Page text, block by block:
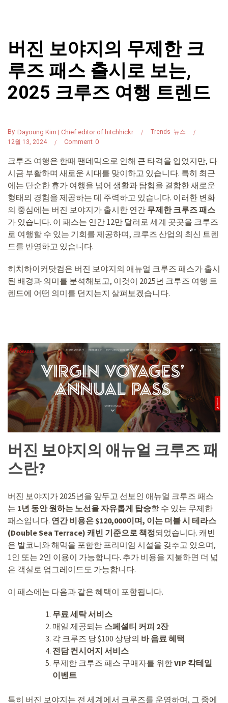
버진 보야지의 무제한 크
루즈 패스 출시로 보는,
2025 크루즈 여행 트렌드
By Dayoung Kim | Chief editor of hitchhickr Trends 뉴스
12월 13, 2024
0
Comment
크루즈 여행은 한때 팬데믹으로 인해 큰 타격을 입었지만, 다
시금 부활하며 새로운 시대를 맞이하고 있습니다. 특히 최근
에는 단순한 휴가 여행을 넘어 생활과 탐험을 결합한 새로운
형태의 경험을 제공하는 데 주력하고 있습니다. 이러한 변화
의 중심에는 버진 보야지가 출시한 연간 무제한 크루즈 패스
가 있습니다. 이 패스는 연간 12만 달러로 세계 곳곳을 크루즈
로 여행할 수 있는 기회를 제공하며, 크루즈 산업의 최신 트렌
드를 반영하고 있습니다.
히치하이커닷컴은 버진 보야지의 애뉴얼 크루즈 패스가 출시
된 배경과 의미를 분석해보고, 이것이 2025년 크루즈 여행 트
렌드에 어떤 의미를 던지는지 살펴보겠습니다.
버진 보야지의 애뉴얼 크루즈 패
스란?
버진 보야지가 2025년을 앞두고 선보인 애뉴얼 크루즈 패스
는 1년 동안 원하는 노선을 자유롭게 탑승할 수 있는 무제한
패스입니다. 연간 비용은 $120,000이며, 이는 더블 시 테라스
(Double Sea Terrace) 캐빈 기준으로 책정되었습니다. 캐빈
은 발코니와 해먹을 포함한 프리미엄 시설을 갖추고 있으며,
1인 또는 2인 이용이 가능합니다. 추가 비용을 지불하면 더 넓
은 객실로 업그레이드도 가능합니다.
이 패스에는 다음과 같은 혜택이 포함됩니다.
무료 세탁 서비스
매일 제공되는 스페셜티 커피 2잔
각 크루즈 당 $100 상당의 바 음료 혜택
전담 컨시어지 서비스
무제한 크루즈 패스 구매자를 위한VIP 칵테일
이벤트
특히 버진 보야지는 전 세계에서 크루즈를 운영하며, 그 중에